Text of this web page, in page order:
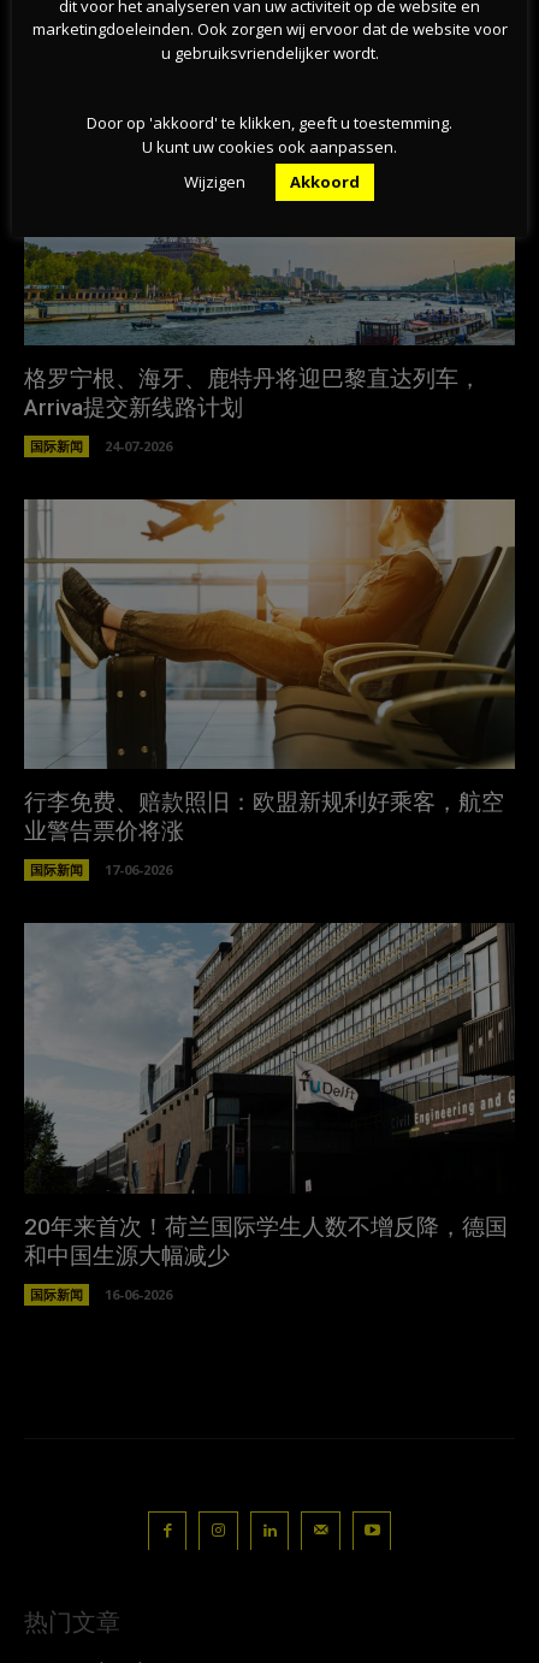
相关文章
格罗宁根、海牙、鹿特丹将迎巴黎直达列车，
Arriva提交新线路计划
国际新闻 24-07-2026
行李免费、赔款照旧：欧盟新规利好乘客，航空
业警告票价将涨
国际新闻 17-06-2026
20年来首次！荷兰国际学生人数不增反降，德国
和中国生源大幅减少
国际新闻 16-06-2026
热门文章
dit voor het analyseren van uw activiteit op de website en
marketingdoeleinden. Ook zorgen wij ervoor dat de website voor
u gebruiksvriendelijker wordt.
Door op 'akkoord' te klikken, geeft u toestemming.
U kunt uw cookies ook aanpassen.
Wijzigen
Akkoord